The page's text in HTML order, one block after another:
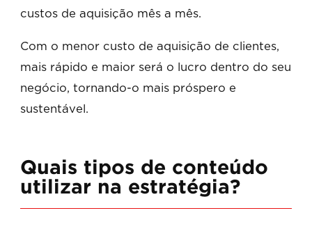
custos de aquisição mês a mês.
Com o menor custo de aquisição de clientes,
mais rápido e maior será o lucro dentro do seu
negócio, tornando-o mais próspero e
sustentável.
Quais tipos de conteúdo
utilizar na estratégia?